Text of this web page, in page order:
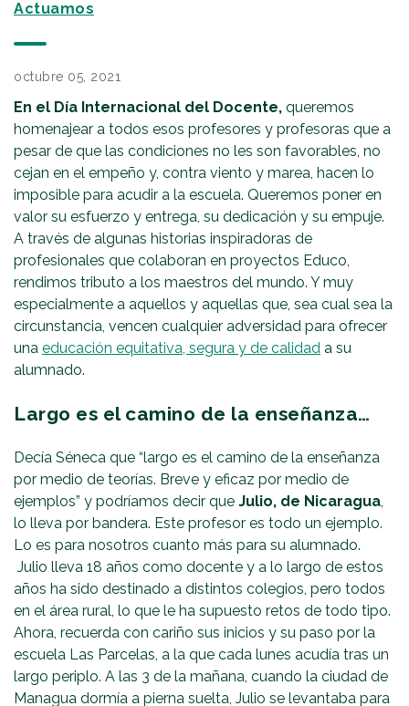
Actuamos
octubre 05, 2021
En el Día Internacional del Docente, queremos
homenajear a todos esos profesores y profesoras que a
pesar de que las condiciones no les son favorables, no
cejan en el empeño y, contra viento y marea, hacen lo
imposible para acudir a la escuela. Queremos poner en
valor su esfuerzo y entrega, su dedicación y su empuje.
A través de algunas historias inspiradoras de
profesionales que colaboran en proyectos Educo,
rendimos tributo a los maestros del mundo. Y muy
especialmente a aquellos y aquellas que, sea cual sea la
circunstancia, vencen cualquier adversidad para ofrecer
una educación equitativa, segura y de calidad a su
alumnado.
Largo es el camino de la enseñanza…
Decía Séneca que “largo es el camino de la enseñanza
por medio de teorías. Breve y eficaz por medio de
ejemplos” y podríamos decir que Julio, de Nicaragua
lo lleva por bandera. Este profesor es todo un ejemplo.
Lo es para nosotros cuanto más para su alumnado.
Julio lleva 18 años como docente y a lo largo de estos
años ha sido destinado a distintos colegios, pero todos
en el área rural, lo que le ha supuesto retos de todo tipo.
Ahora, recuerda con cariño sus inicios y su paso por la
escuela Las Parcelas, a la que cada lunes acudía tras un
largo periplo. A las 3 de la mañana, cuando la ciudad de
Managua dormía a pierna suelta, Julio se levantaba para